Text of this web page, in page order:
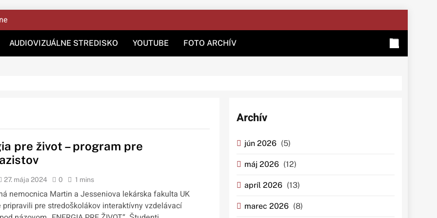
AUDIOVIZUÁLNE STREDISKO YOUTUBE FOTO ARCHÍV
pre život – program pre
27. mája 2024 0 1 mins
nemocnica Martin a Jesseniova lekárska fakulta UK
pripravili pre stredoškolákov interaktívny vzdelávací
Archív
jún 2026 (5)
máj 2026 (12)
apríl 2026 (13)
marec 2026 (8)